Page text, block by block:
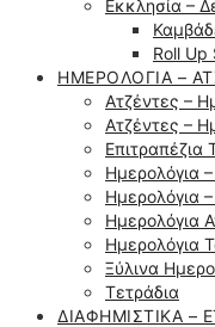
Εκκλησία –
Roll Up
ΗΜΕΡΟΛΌΓΙΑ –
Ατζέντες –
Ατζέντες –
Επιτραπέζια
Ημερολόγια
Ημερολόγια
Ημερολόγια
Ημερολόγια
Ξύλινα
Τετράδια
ΔΙΑΦΗΜΙΣΤΙΚΆ –